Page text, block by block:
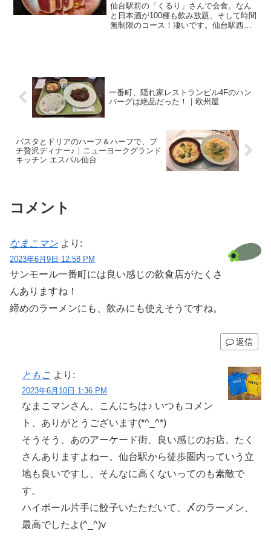
仙台駅前の「くるり」さんで会食。なん
と日本酒が100種も飲み放題、そして時間
無制限のコース！凄いです。仙台駅西
一番町、隠れ家レストランビル4Fのハン
バーグは絶品だった！｜欧州屋
パスタとドリアのハーフ＆ハーフで、プ
チ贅沢ディナー♪｜ニューヨークグランド
キッチン エスパル仙台
コメント
なまこマン より:
2023年6月9日 12:58 PM
サンモール一番町には良い感じの飲食店がたくさ
んありますね！
締めのラーメンにも、飲みにも使えそうですね。
返信
ともこ より:
2023年6月10日 1:36 PM
なまこマンさん、こんにちは♪ いつもコメン
ト、ありがとうございます(*^_^*)
そうそう、あのアーケード街、良い感じのお店、たく
さんありますよねー。仙台駅から徒歩圏内っていう立
地も良いですし、そんなに高くないってのも素敵で
す。
ハイボール片手に餃子いたただいて、〆のラーメン、
最高でしたよ(^_^)v